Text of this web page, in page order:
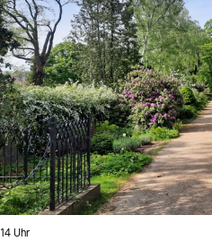
Uhrzeit:
14 Uhr